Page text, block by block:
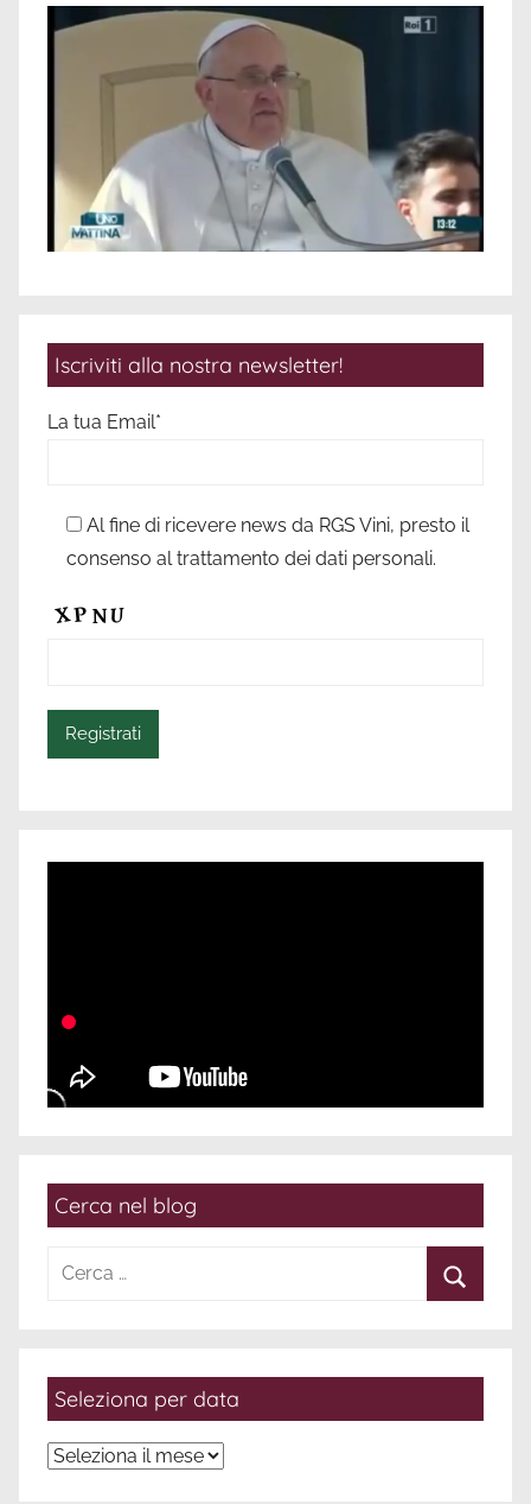
Iscriviti alla nostra newsletter!
La tua Email*
Al fine di ricevere news da RGS Vini, presto il
consenso al trattamento dei dati personali.
Cerca nel blog
Ricerca
Seleziona per data
Seleziona